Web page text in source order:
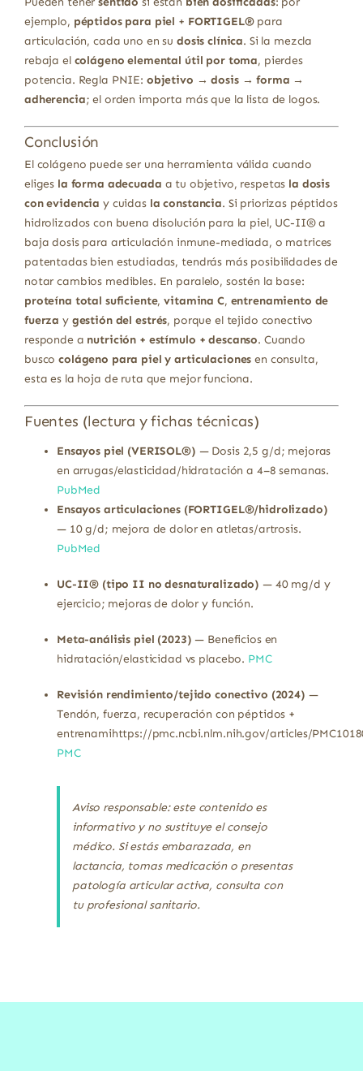
ejemplo, péptidos para piel + FORTIGEL®para
articulación, cada uno en su dosis clínica. Si la mezcla
rebaja el colágeno elemental útil por toma, pierdes
potencia. Regla PNIE: objetivo → dosis → forma →
adherencia; el orden importa más que la lista de logos.
Conclusión
El colágeno puede ser una herramienta válida cuando
eliges la forma adecuada a tu objetivo, respetas la dosis
con evidencia y cuidas la constancia. Si priorizas péptidos
hidrolizados con buena disolución para la piel, UC-II® a
baja dosis para articulación inmune-mediada, o matrices
patentadas bien estudiadas, tendrás más posibilidades de
notar cambios medibles. En paralelo, sostén la base:
proteína total suficiente,vitamina C, entrenamiento de
fuerza y gestión del estrés, porque el tejido conectivo
responde a nutrición + estímulo + descanso. Cuando
buscocolágeno para piel y articulaciones en consulta,
esta es la hoja de ruta que mejor funciona.
Fuentes (lectura y fichas técnicas)
Ensayos piel (VERISOL®) — Dosis 2,5 g/d; mejoras
en arrugas/elasticidad/hidratación a 4–8 semanas.
PubMed
Ensayos articulaciones (FORTIGEL®/hidrolizado)
— 10 g/d; mejora de dolor en atletas/artrosis.
PubMed
UC-II® (tipo II no desnaturalizado) — 40 mg/d y
ejercicio; mejoras de dolor y función.
Meta-análisis piel (2023) — Beneficios en
hidratación/elasticidad vs placebo. PMC
Revisión rendimiento/tejido conectivo (2024) —
Tendón, fuerza, recuperación con péptidos +
entrenamihttps://pmc.ncbi.nlm.nih.gov/articles/
PMC
Aviso responsable: este contenido es
informativo y no sustituye el consejo
médico. Si estás embarazada, en
lactancia, tomas medicación o presentas
patología articular activa, consulta con
tu profesional sanitario.